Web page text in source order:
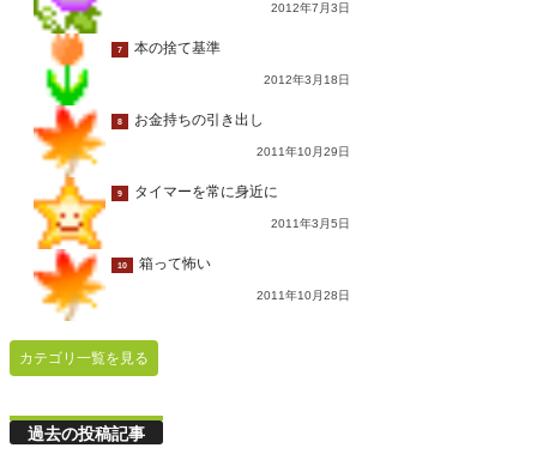
2012年7月3日
7 本の捨て基準
2012年3月18日
8 お金持ちの引き出し
2011年10月29日
9 タイマーを常に身近に
2011年3月5日
10 箱って怖い
2011年10月28日
カテゴリ一覧を見る
過去の投稿記事